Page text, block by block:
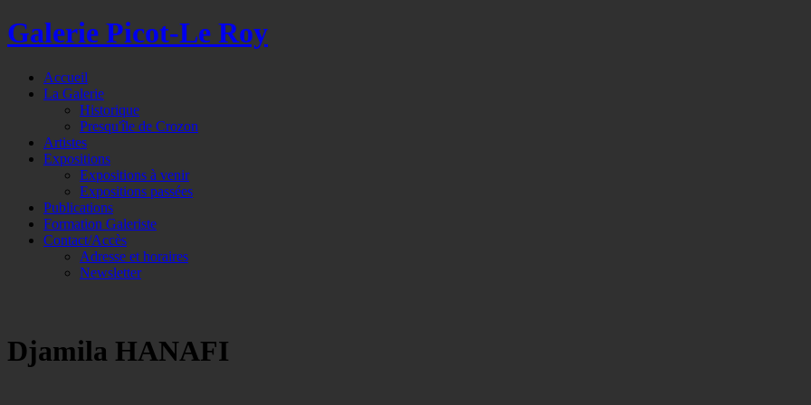
Galerie Picot-Le Roy
Accueil
La Galerie
Historique
Presqu'île de Crozon
Artistes
Expositions
Expositions à venir
Expositions passées
Publications
Formation Galeriste
Contact/Accès
Adresse et horaires
Newsletter
Djamila HANAFI